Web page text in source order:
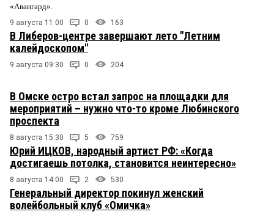
«Авангард».
9 августа 11:00 0 163
В Либеров-центре завершают лето "Летним
калейдоскопом"
9 августа 09:30 0 204
В Омске остро встал запрос на площадки для
мероприятий – нужно что-то кроме Любинского
проспекта
8 августа 15:30 5 759
Юрий ИЦКОВ, народный артист РФ: «Когда
достигаешь потолка, становится неинтересно»
8 августа 14:00 2 530
Генеральный директор покинул женский
волейбольный клуб «Омичка»